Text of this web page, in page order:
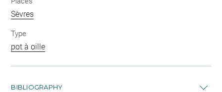
Sèvres
Type
pot à oille
BIBLIOGRAPHY